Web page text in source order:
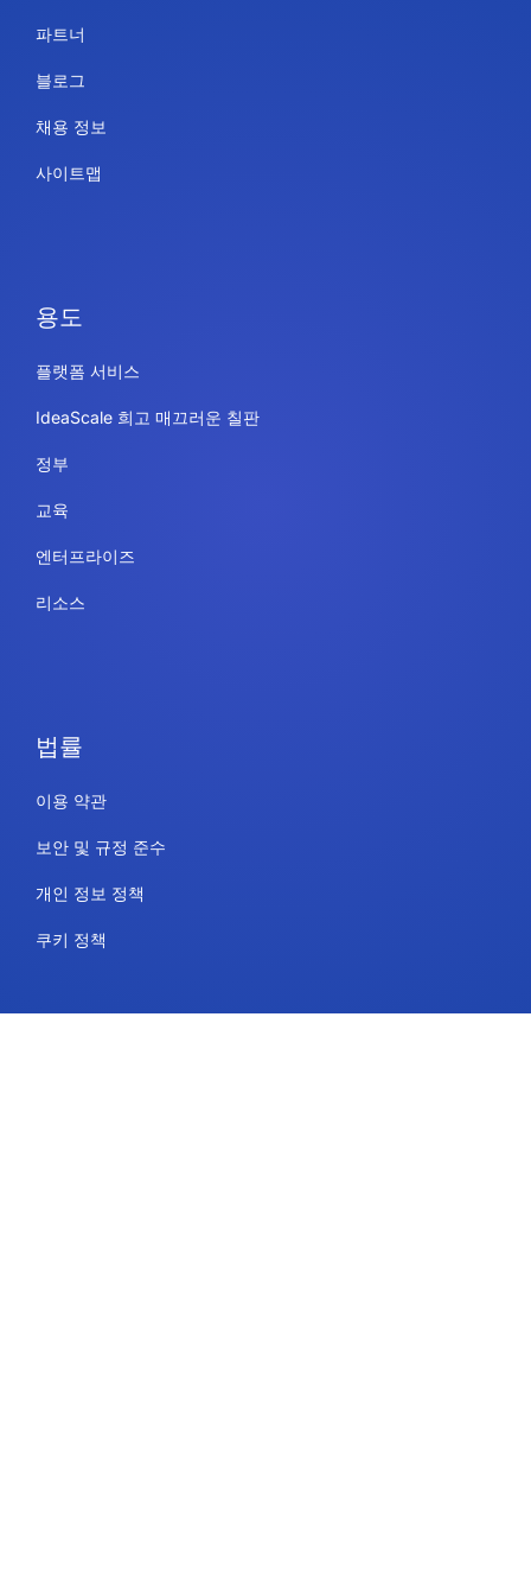
파트너
블로그
채용 정보
사이트맵
용도
플랫폼 서비스
IdeaScale 희고 매끄러운 칠판
정부
교육
엔터프라이즈
리소스
법률
이용 약관
보안 및 규정 준수
개인 정보 정책
쿠키 정책